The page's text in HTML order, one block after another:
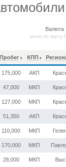
цены по
Пробег КПП
175,000 АКП
47,000 МКП
127,000 МКП
51,350 АКП
110,000 МКП
170,000 МКП
28,000 МКП